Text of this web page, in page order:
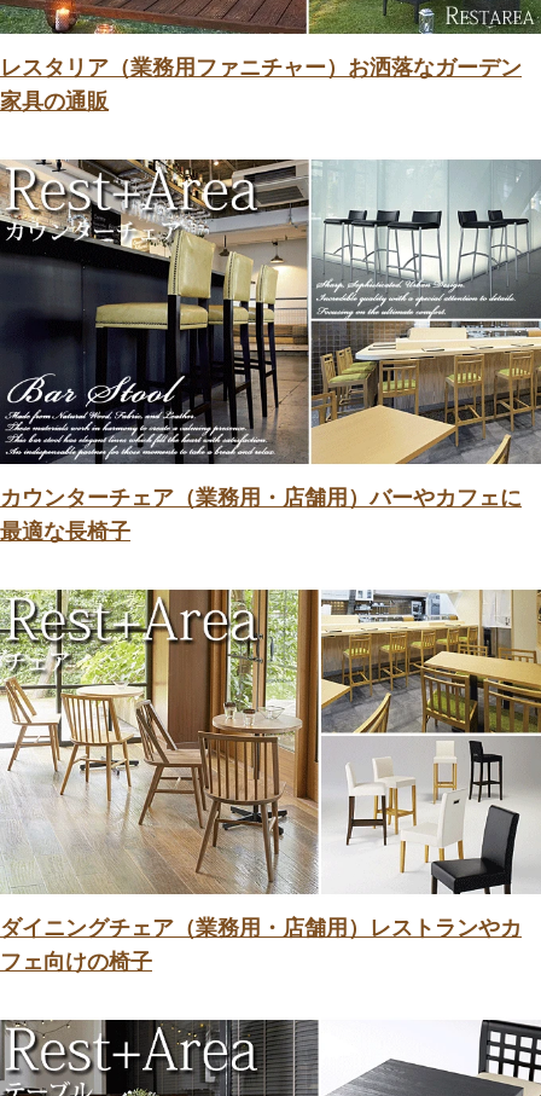
レスタリア（業務用ファニチャー）お洒落なガーデン
家具の通販
カウンターチェア（業務用・店舗用）バーやカフェに
最適な長椅子
ダイニングチェア（業務用・店舗用）レストランやカ
フェ向けの椅子